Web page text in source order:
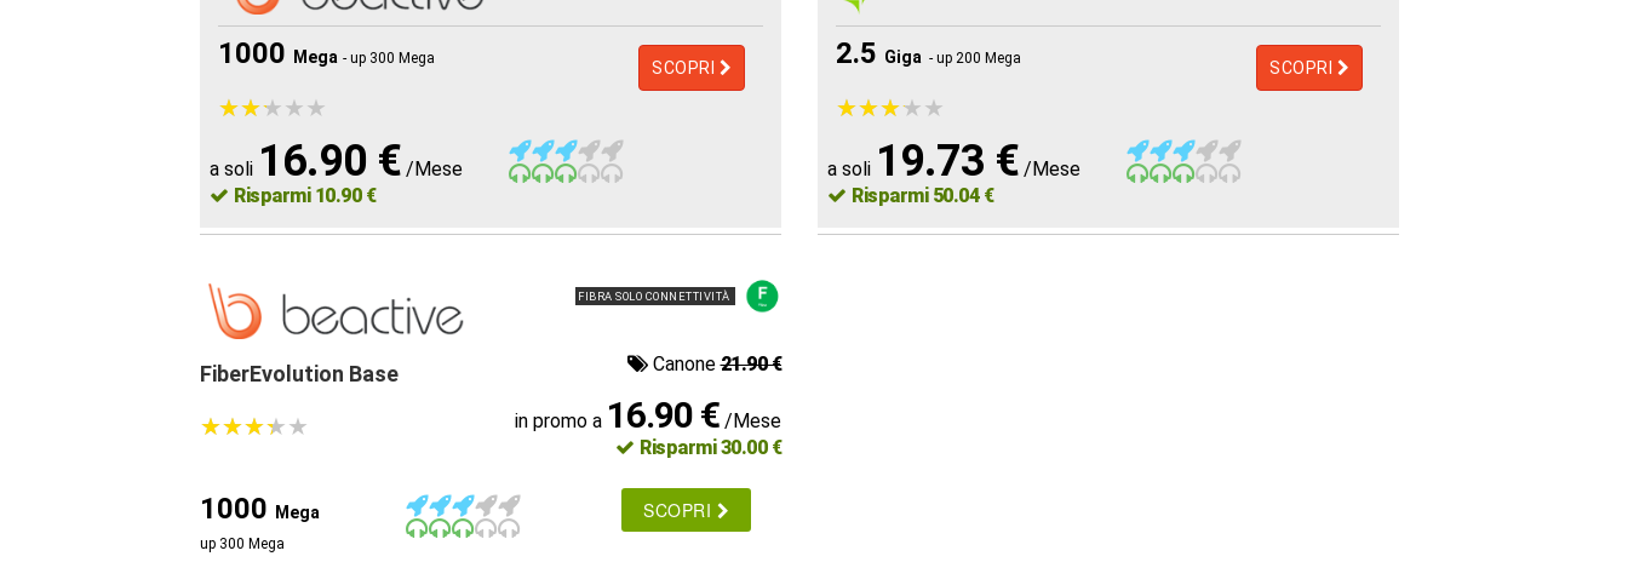
1000 Mega - up 300 Mega SCOPRI
★★★★★
★★★★★
a soli 16.90 € /Mese
Risparmi 10.90 €
2.5 Giga - up 200 Mega SCOPRI
★★★★★
★★★★★
a soli 19.73 € /Mese
Risparmi 50.04 €
FIBRA SOLO CONNETTIVITÀ
FiberEvolution Base Canone21.90 €
★★★★★
★★★★★ in promo a 16.90 € /Mese
Risparmi 30.00 €
1000 Mega
up 300 Mega
SCOPRI